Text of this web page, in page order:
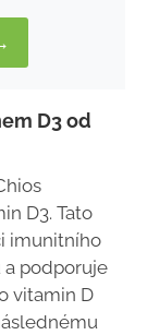
D3 od
D3. Tato
imunitního
a podporuje
vitamin D